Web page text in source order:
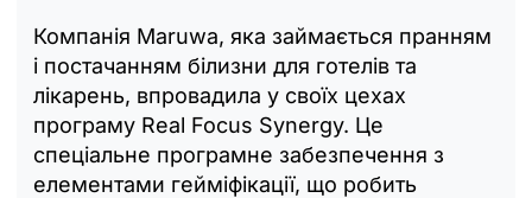
Компанія Maruwa, яка займається пранням
і постачанням білизни для готелів та
лікарень, впровадила у своїх цехах
програму Real Focus Synergy. Це
спеціальне програмне забезпечення з
елементами гейміфікації, що робить